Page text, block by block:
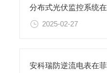
2025-02-27